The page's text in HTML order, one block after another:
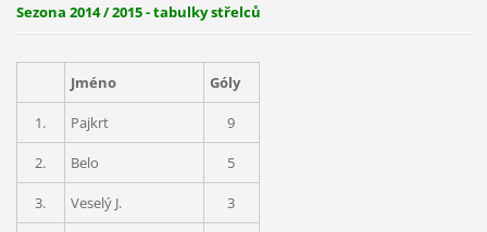
Sezona 2014 / 2015 - tabulky střelců
Jméno Góly
1. Pajkrt 9
2. Belo 5
3. Veselý J. 3